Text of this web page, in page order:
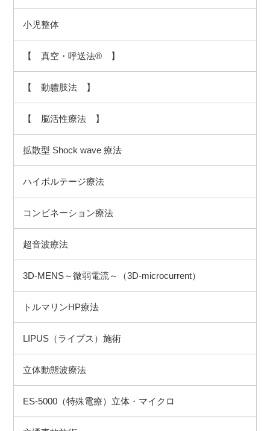
小児整体
【 真空・呼送法® 】
【 動軆肢法 】
【 脳活性療法 】
拡散型 Shock wave 療法
ハイボルテージ療法
コンビネーション療法
超音波療法
3D-MENS～微弱電流～（3D-microcurrent）
トルマリンHP療法
LIPUS（ライプス）施術
立体動態波療法
ES-5000（特殊電療）立体・マイクロ